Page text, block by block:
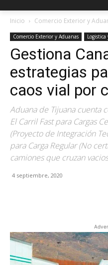
Inicio Comercio Exterior y
Comercio Exterior y Aduanas
Gestiona
estrategias
caos vial por
Aduana de Tijuana cuenta
El Carril Fast para Cargas
(Proyecto de Integración
para Carga Regular (No
camiones que cruzan
4 septiembre, 2020